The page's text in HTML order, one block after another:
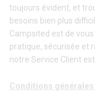
toujours évident, et
besoins bien plus
Campsited est de
pratique, sécurisée et
notre Service Client
Conditions